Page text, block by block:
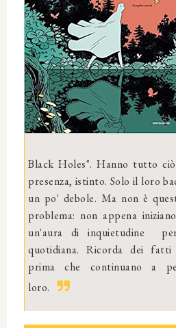
Black Holes". Hanno tutto
presenza, istinto. Solo il loro
un po' debole. Ma non è
problema: non appena
un'aura di inquietudine
quotidiana. Ricorda dei
prima che continuano a
loro.